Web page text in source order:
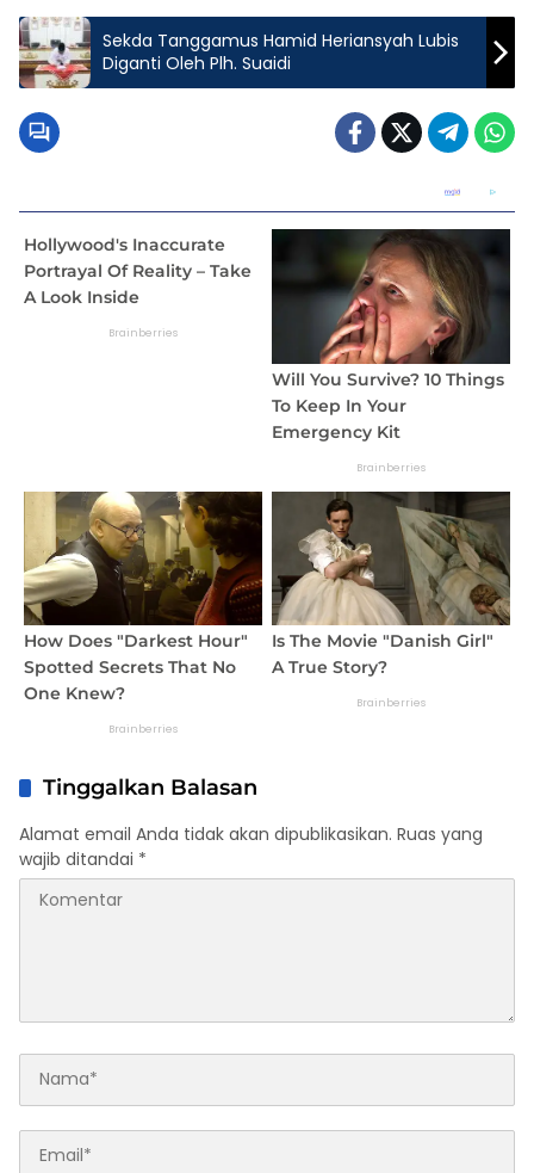
Sekda Tanggamus Hamid Heriansyah Lubis
Diganti Oleh Plh. Suaidi
Tinggalkan Balasan
Alamat email Anda tidak akan dipublikasikan. Ruas yang
wajib ditandai *